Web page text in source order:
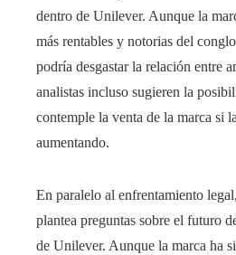
dentro de Unilever. Aunque la
más rentables y notorias del
podría desgastar la relación entre
analistas incluso sugieren la
contemple la venta de la marca si
aumentando.
En paralelo al enfrentamiento
plantea preguntas sobre el futuro
de Unilever. Aunque la marca ha